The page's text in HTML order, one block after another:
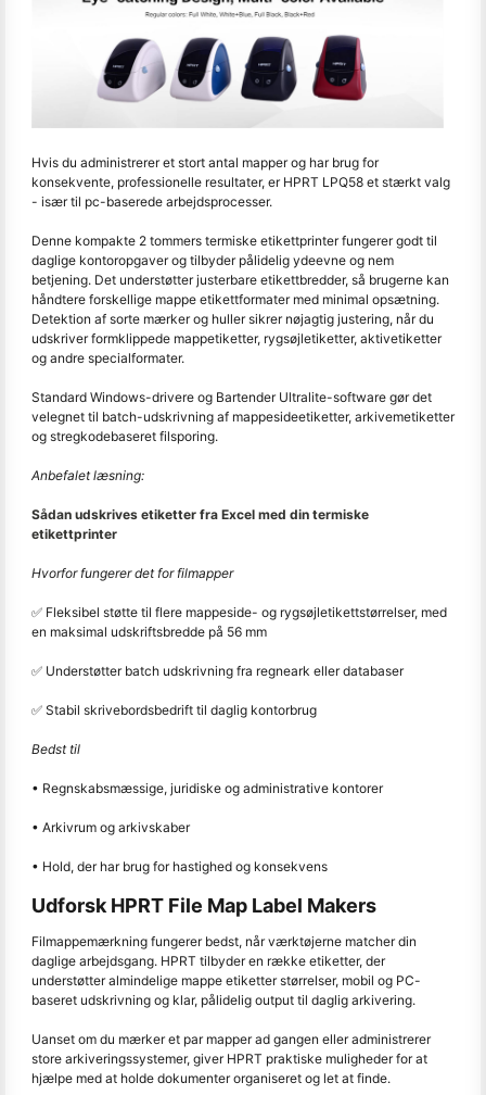
Hvis du administrerer et stort antal mapper og har brug for
konsekvente, professionelle resultater, er HPRT LPQ58 et stærkt valg
- især til pc-baserede arbejdsprocesser.
Denne kompakte 2 tommers termiske etikettprinter fungerer godt til
daglige kontoropgaver og tilbyder pålidelig ydeevne og nem
betjening. Det understøtter justerbare etikettbredder, så brugerne kan
håndtere forskellige mappe etikettformater med minimal opsætning.
Detektion af sorte mærker og huller sikrer nøjagtig justering, når du
udskriver formklippede mappetiketter, rygsøjletiketter, aktivetiketter
og andre specialformater.
Standard Windows-drivere og Bartender Ultralite-software gør det
velegnet til batch-udskrivning af mappesideetiketter, arkivemetiketter
og stregkodebaseret filsporing.
Anbefalet læsning:
Sådan udskrives etiketter fra Excel med din termiske
etikettprinter
Hvorfor fungerer det for filmapper
✅ Fleksibel støtte til flere mappeside- og rygsøjletikettstørrelser, med
en maksimal udskriftsbredde på 56 mm
✅ Understøtter batch udskrivning fra regneark eller databaser
✅ Stabil skrivebordsbedrift til daglig kontorbrug
Bedst til
• Regnskabsmæssige, juridiske og administrative kontorer
• Arkivrum og arkivskaber
• Hold, der har brug for hastighed og konsekvens
Udforsk HPRT File Map Label Makers
Filmappemærkning fungerer bedst, når værktøjerne matcher din
daglige arbejdsgang. HPRT tilbyder en række etiketter, der
understøtter almindelige mappe etiketter størrelser, mobil og PC-
baseret udskrivning og klar, pålidelig output til daglig arkivering.
Uanset om du mærker et par mapper ad gangen eller administrerer
store arkiveringssystemer, giver HPRT praktiske muligheder for at
hjælpe med at holde dokumenter organiseret og let at finde.